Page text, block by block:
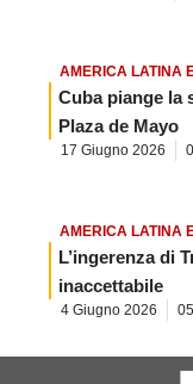
AMERICA LATINA
Cuba piange la
Plaza de Mayo
17 Giugno 2026
AMERICA LATINA
L’ingerenza di
inaccettabile
4 Giugno 2026